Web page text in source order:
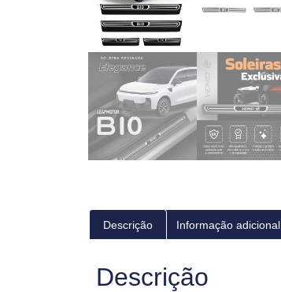
Descrição Informação adicional
Descrição